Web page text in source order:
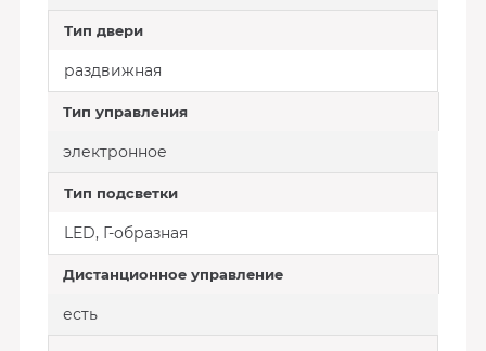
Тип двери
раздвижная
Тип управления
электронное
Тип подсветки
LED, Г-образная
Дистанционное управление
есть